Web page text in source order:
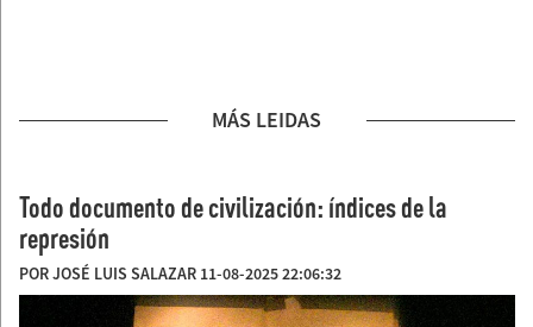
MÁS LEIDAS
Todo documento de civilización: índices de la
represión
POR JOSÉ LUIS SALAZAR 11-08-2025 22:06:32